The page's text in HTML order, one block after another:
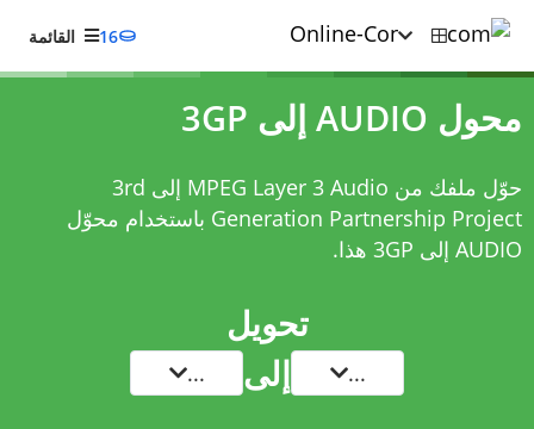
16 القائمة
محول AUDIO إلى 3GP
حوّل ملفك من MPEG Layer 3 Audio إلى 3rd
Generation Partnership Project باستخدام
محوّل
AUDIO إلى 3GP
هذا.
تحويل
... إلى ...